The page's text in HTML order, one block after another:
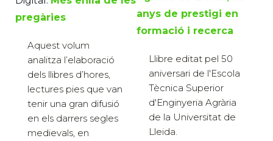
pregàries
Aquest volum
analitza l’elaboració
dels llibres d’hores,
lectures pies que van
tenir una gran difusió
en els darrers segles
medievals, en
anys de prestigi en
formació i recerca
Llibre editat pel 50
aniversari de l'Escola
Tècnica Superior
d'Enginyeria Agrària
de la Universitat de
Lleida.